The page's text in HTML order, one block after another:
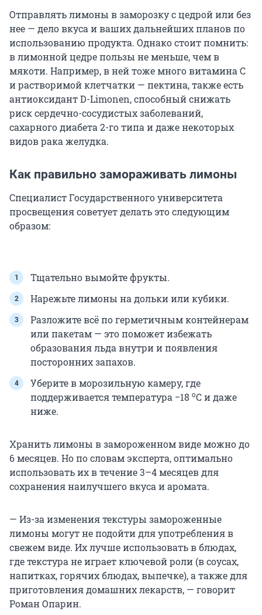
Отправлять лимоны в заморозку с цедрой или без
нее — дело вкуса и ваших дальнейших планов по
использованию продукта. Однако стоит помнить:
в лимонной цедре пользы не меньше, чем в
мякоти. Например, в ней тоже много витамина С
и растворимой клетчатки — пектина, также есть
антиоксидант D-Limonen, способный снижать
риск сердечно-сосудистых заболеваний,
сахарного диабета 2-го типа и даже некоторых
видов рака желудка.
Как правильно замораживать лимоны
Специалист Государственного университета
просвещения советует делать это следующим
образом:
Тщательно вымойте фрукты.
Нарежьте лимоны на дольки или кубики.
Разложите всё по герметичным контейнерам
или пакетам — это поможет избежать
образования льда внутри и появления
посторонних запахов.
Уберите в морозильную камеру, где
поддерживается температура −18 оС и даже
ниже.
Хранить лимоны в замороженном виде можно до
6 месяцев. Но по словам эксперта, оптимально
использовать их в течение 3–4 месяцев для
сохранения наилучшего вкуса и аромата.
— Из-за изменения текстуры замороженные
лимоны могут не подойти для употребления в
свежем виде. Их лучше использовать в блюдах,
где текстура не играет ключевой роли (в соусах,
напитках, горячих блюдах, выпечке), а также для
приготовления домашних лекарств, — говорит
Роман Опарин.